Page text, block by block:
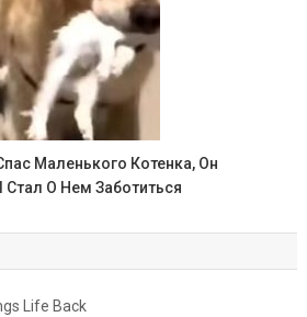
Маленького Котенка, Он
О Нем Заботиться
Life Back